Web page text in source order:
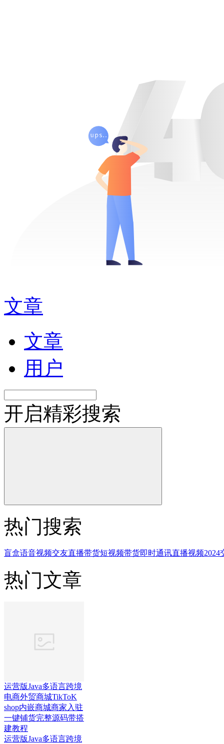
文章
文章
用户
开启精彩搜索
热门搜索
盲盒语音视频交友直播带货短视频带货即时通讯直播视频2024
热门文章
运营版Java多语言跨境
电商外贸商城TikToK
shop内嵌商城商家入驻
一键铺货完整源码带搭
建教程
运营版Java多语言跨境